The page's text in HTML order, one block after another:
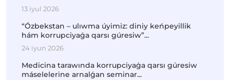
13 iyul 2026
“Ózbekstan – ulıwma úyimiz: diniy keńpeyillik
hám korrupciyaǵa qarsı gúresiw”...
24 iyun 2026
Medicina tarawında korrupciyaǵa qarsı gúresiw
máselelerine arnalǵan seminar...